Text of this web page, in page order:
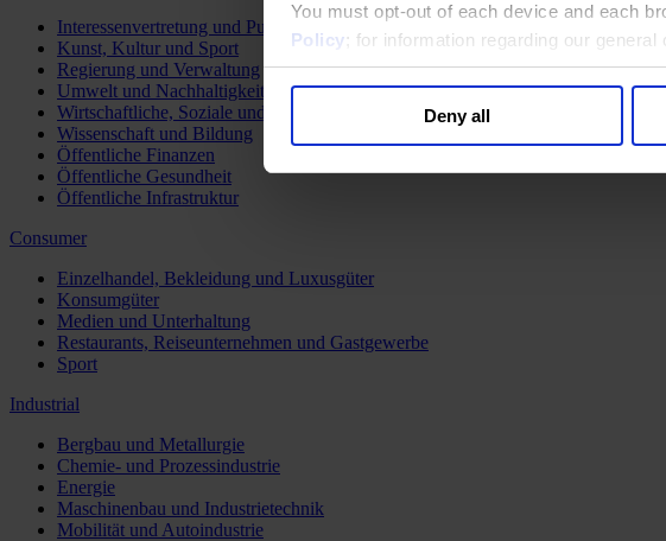
You must opt-out of each device and each
Policy; for information regarding our
Deny all
Interessenvertretung und Public Affairs
Kunst, Kultur und Sport
Regierung und Verwaltung
Umwelt und Nachhaltigkeit
Wirtschaftliche, Soziale und Humanitäre Entwicklung
Wissenschaft und Bildung
Öffentliche Finanzen
Öffentliche Gesundheit
Öffentliche Infrastruktur
Consumer
Einzelhandel, Bekleidung und Luxusgüter
Konsumgüter
Medien und Unterhaltung
Restaurants, Reiseunternehmen und Gastgewerbe
Sport
Industrial
Bergbau und Metallurgie
Chemie- und Prozessindustrie
Energie
Maschinenbau und Industrietechnik
Mobilität und Autoindustrie